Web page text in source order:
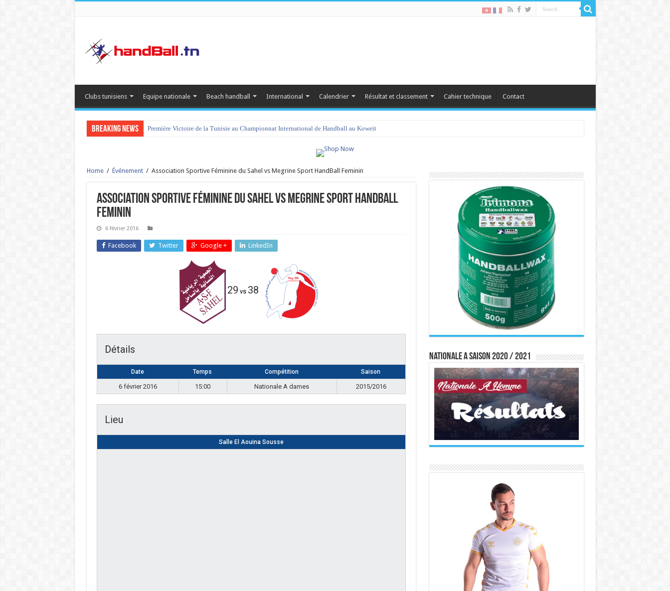
Clubs tunisiens Equipe nationale Beach handball International Calendrier Résultat et classement Cahier technique Contact
Breaking News Première Victoire de la Tunisie au Championnat International de Handball au Koweït
Home / Événement / Association Sportive Féminine du Sahel vs Megrine Sport HandBall Feminin
Association Sportive Féminine du Sahel vs Megrine Sport HandBall
Feminin
6 février 2016
Facebook Twitter Google + LinkedIn
29 vs 38
Détails
Date Temps Compétition Saison
6 février 2016 15:00 Nationale A dames 2015/2016
Lieu
Salle El Aouina Sousse
Nationale A saison 2020 / 2021